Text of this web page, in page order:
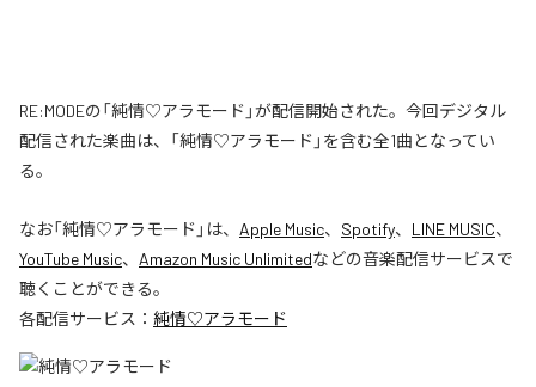
RE:MODEの「純情♡アラモード」が配信開始された。今回デジタル
配信された楽曲は、「純情♡アラモード」を含む全1曲となってい
る。
なお「純情♡アラモード 」は、 Apple Music、 Spotify、 LINE MUSIC、
YouTube Music、 Amazon Music Unlimitedなどの音楽配信サービスで
聴くことができる。
各配信サービス： 純情♡アラモード